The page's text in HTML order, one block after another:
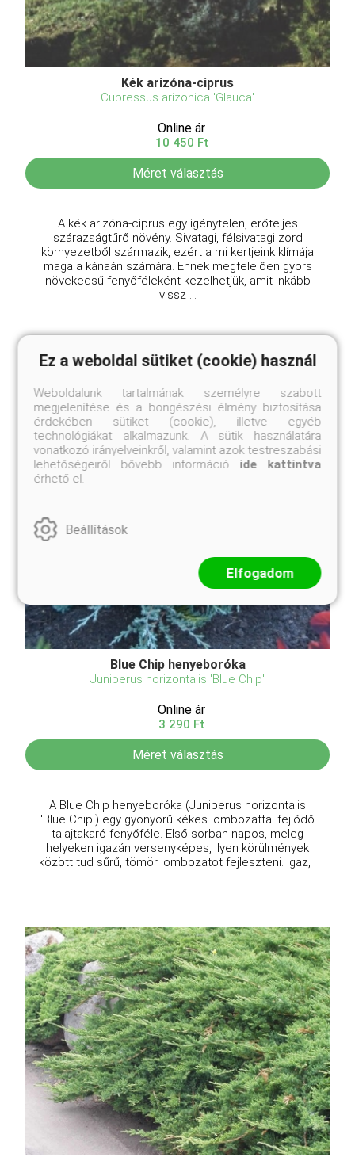
Kék arizóna-ciprus
Cupressus arizonica 'Glauca'
Online ár
10 450 Ft
Méret választás
A kék arizóna-ciprus egy igénytelen, erőteljes
szárazságtűrő növény. Sivatagi, félsivatagi zord
környezetből származik, ezért a mi kertjeink klímája
maga a kánaán számára. Ennek megfelelően gyors
növekedsű fenyőféleként kezelhetjük, amit inkább
vissz ...
Blue Chip henyeboróka
Juniperus horizontalis 'Blue Chip'
Online ár
3 290 Ft
Méret választás
A Blue Chip henyeboróka (Juniperus horizontalis
'Blue Chip') egy gyönyörű kékes lombozattal fejlődő
talajtakaró fenyőféle. Első sorban napos, meleg
helyeken igazán versenyképes, ilyen körülmények
között tud sűrű, tömör lombozatot fejleszteni. Igaz, i
...
Ez a weboldal sütiket (cookie) használ
Weboldalunk tartalmának személyre szabott
megjelenítése és a böngészési élmény biztosítása
érdekében sütiket (cookie), illetve egyéb
technológiákat alkalmazunk. A sütik használatára
vonatkozó irányelveinkről, valamint azok testreszabási
lehetőségeiről bővebb információ ide kattintva
érhető el.
Beállítások
Elfogadom